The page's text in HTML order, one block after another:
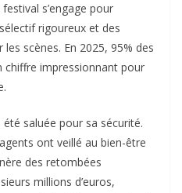
s’engage pour
rigoureux et des
scènes. En 2025, 95% des
chiffre impressionnant pour
été saluée pour sa sécurité.
ont veillé au bien-être
des retombées
millions d’euros,